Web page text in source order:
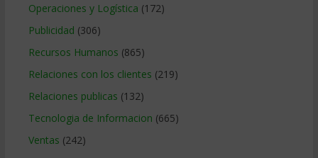
Operaciones y Logística (172)
Publicidad (306)
Recursos Humanos (865)
Relaciones con los clientes (219)
Relaciones publicas (132)
Tecnologia de Informacion (665)
Ventas (242)